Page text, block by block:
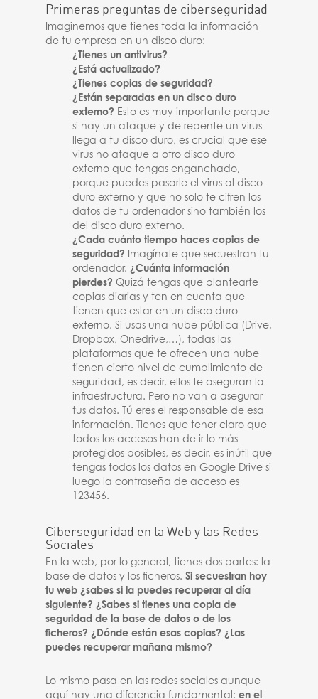
Primeras preguntas de ciberseguridad
Imaginemos que tienes toda la información
de tu empresa en un disco duro:
¿Tienes un antivirus?
¿Está actualizado?
¿Tienes copias de seguridad?
¿Están separadas en un disco duro
externo? Esto es muy importante porque
si hay un ataque y de repente un virus
llega a tu disco duro, es crucial que ese
virus no ataque a otro disco duro
externo que tengas enganchado,
porque puedes pasarle el virus al disco
duro externo y que no solo te cifren los
datos de tu ordenador sino también los
del disco duro externo.
¿Cada cuánto tiempo haces copias de
seguridad? Imagínate que secuestran tu
ordenador.¿Cuánta información
pierdes? Quizá tengas que plantearte
copias diarias y ten en cuenta que
tienen que estar en un disco duro
externo. Si usas una nube pública (Drive,
Dropbox, Onedrive,…), todas las
plataformas que te ofrecen una nube
tienen cierto nivel de cumplimiento de
seguridad, es decir, ellos te aseguran la
infraestructura. Pero no van a asegurar
tus datos. Tú eres el responsable de esa
información. Tienes que tener claro que
todos los accesos han de ir lo más
protegidos posibles, es decir, es inútil que
tengas todos los datos en Google Drive si
luego la contraseña de acceso es
123456.
Ciberseguridad en la Web y las Redes
Sociales
En la web, por lo general, tienes dos partes: la
base de datos y los ficheros.Si secuestran hoy
tu web ¿sabes si la puedes recuperar al día
siguiente? ¿Sabes si tienes una copia de
seguridad de la base de datos o de los
ficheros? ¿Dónde están esas copias? ¿Las
puedes recuperar mañana mismo?
Lo mismo pasa en las redes sociales aunque
aquí hay una diferencia fundamental:en el